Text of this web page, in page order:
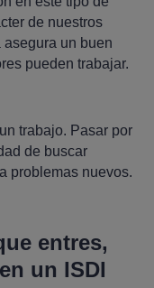
de nuestros
un buen
pueden trabajar.
trabajo. Pasar por
de buscar
problemas nuevos.
entres,
un ISDI